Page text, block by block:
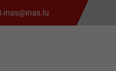
inas@inas.lu